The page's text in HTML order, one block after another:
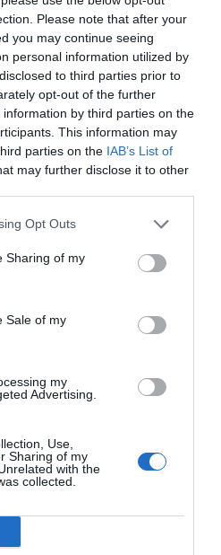
Please note that after your
you may continue seeing
personal information utilized by
to third parties prior to
opt-out of the further
by third parties on the
This information may
parties on the IAB’s List of
may further disclose it to other
Opt Outs
Sharing of my
Sale of my
my
Advertising.
Use,
Sharing of my
with the
collected.
m dal centro
TARIFFE
Grillo Verde
kmdal centro
9.2/10
TARIFFE
La Sonrisa
TARIFFE
km
TARIFFE